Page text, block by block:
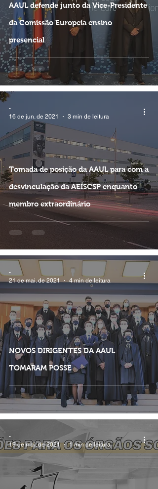
AAUL defende junto da Vice-Presidente
da Comissão Europeia ensino
presencial
Tomada de posição da AAUL para com a
desvinculação da AEISCSP enquanto
membro extraordinário
-
16 de jun. de 2021
3 min de leitura
NOVOS DIRIGENTES DA AAUL
TOMARAM POSSE
-
21 de mai. de 2021
4 min de leitura
-
19 de mai. de 2021
1 min de leitura